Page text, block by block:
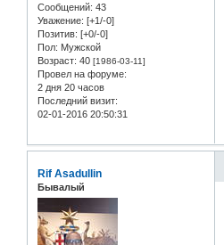
Сообщений: 43
Уважение: [+1/-0]
Позитив: [+0/-0]
Пол: Мужской
Возраст: 40 [1986-03-11]
Провел на форуме:
2 дня 20 часов
Последний визит:
02-01-2016 20:50:31
Rif Asadullin
Бывалый